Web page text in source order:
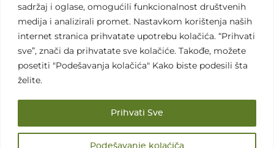
sadržaj i oglase, omogućili funkcionalnost društvenih
medija i analizirali promet. Nastavkom korištenja naših
internet stranica prihvatate upotrebu kolačića. “Prihvati
sve”, znači da prihvatate sve kolačiće. Takođe, možete
posetiti "Podešavanja kolačića" Kako biste podesili šta
želite.
Podešavanje kolaćiča
Prihvati Sve
Kontakt
Kontakt
Sva prava zadržana. 2007 - 2026. © Agromedia d.o.o.